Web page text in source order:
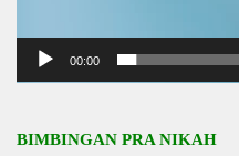
00:00
BIMBINGAN PRA NIKAH